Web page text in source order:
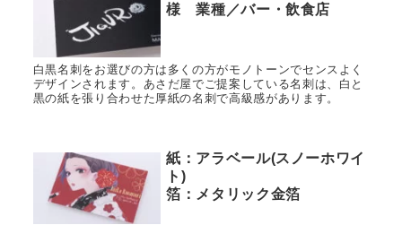
様 業種／バー・飲食店
白黒名刺をお選びの方は多くの方がモノトーンでセンスよく
デザインされます。あさだ屋でご提案している名刺は、白と
黒の紙を張り合わせた厚紙の名刺で高級感があります。
紙：アラベール(スノーホワイ
ト)
箔：メタリック金箔